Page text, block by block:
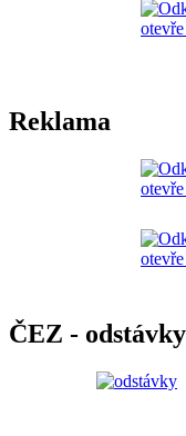
Reklama
ČEZ - odstávky